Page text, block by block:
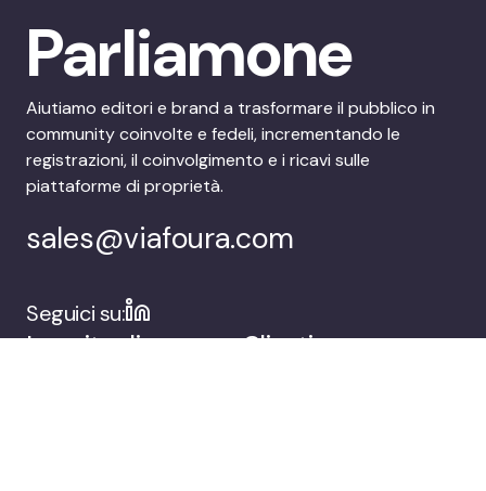
Parliamone
Aiutiamo editori e brand a trasformare il pubblico in
community coinvolte e fedeli, incrementando le
registrazioni, il coinvolgimento e i ricavi sulle
piattaforme di proprietà.
sales@viafoura.com
Seguici su:
La suite di
Clienti